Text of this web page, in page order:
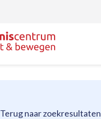
Terug naar zoekresultaten